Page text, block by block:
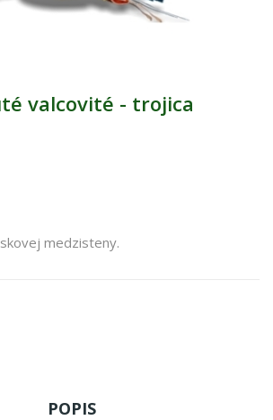
valcovité - trojica
medzisteny.
POPIS